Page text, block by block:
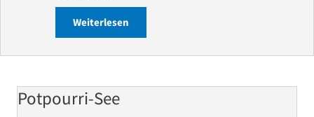
Weiterlesen
Potpourri-See